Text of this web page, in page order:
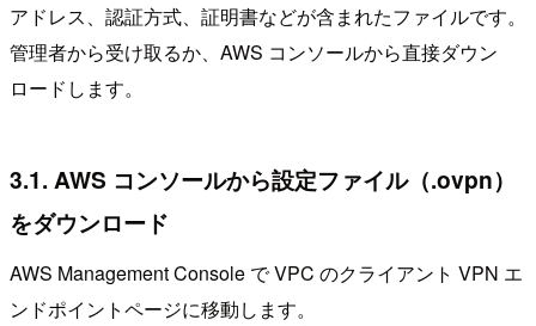
アドレス、認証方式、証明書などが含まれたファイルです。
管理者から受け取るか、AWS コンソールから直接ダウン
ロードします。
3.1. AWS コンソールから設定ファイル（.ovpn）
をダウンロード
AWS Management Console で VPC のクライアント VPN エ
ンドポイントページに移動します。